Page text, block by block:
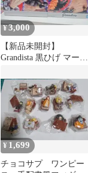
¥3,000
【新品未開封】
Grandista 黒ひげ マーシ
セット
¥ 1,699
チョコサプ ワンピー